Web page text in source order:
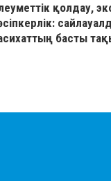
қолдау,
басты